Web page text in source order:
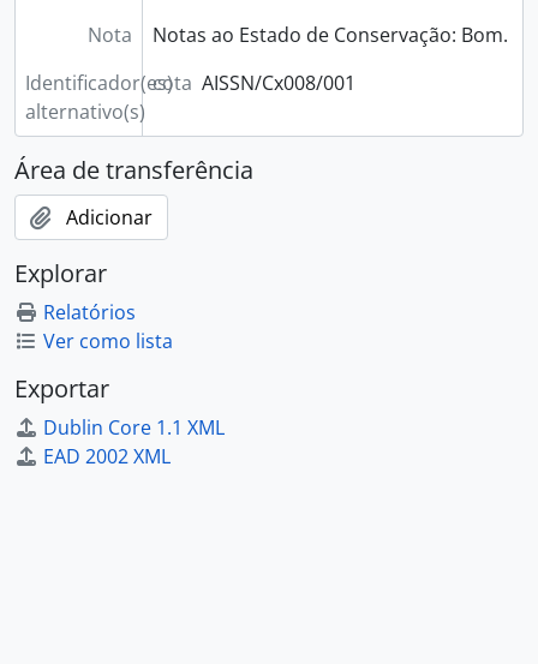
Nota
Notas ao Estado de Conservação: Bom.
Identificador(es)
alternativo(s)
cota AISSN/Cx008/001
Área de transferência
Adicionar
Explorar
Relatórios
Ver como lista
Exportar
Dublin Core 1.1 XML
EAD 2002 XML